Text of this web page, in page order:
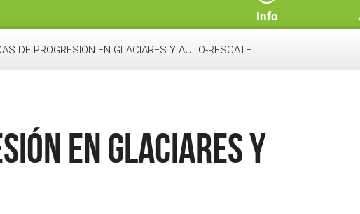
Info
DE PROGRESIÓN EN GLACIARES Y AUTO-RESCATE
EN GLACIARES Y